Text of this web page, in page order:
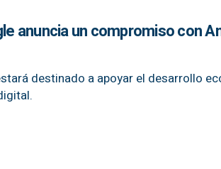
anuncia un compromiso con
destinado a apoyar el desarrollo